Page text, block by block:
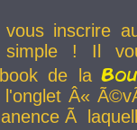
vous inscrire
simple ! Il
de la
l'onglet Â«
Ã